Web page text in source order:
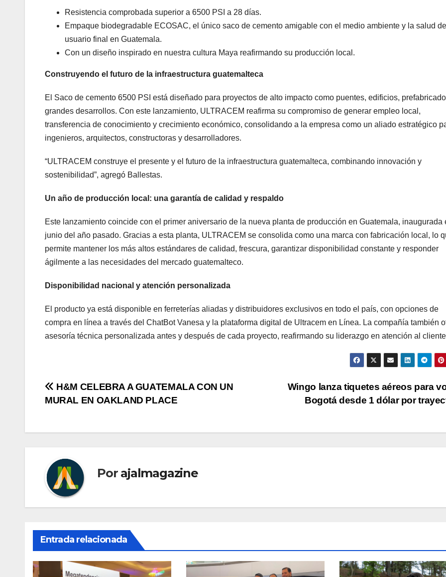
Resistencia comprobada superior a 6500 PSI a 28 días.
Empaque biodegradable ECOSAC, el único saco de cemento amigable con el medio ambiente y la salud del
usuario final en Guatemala.
Con un diseño inspirado en nuestra cultura Maya reafirmando su producción local.
Construyendo el futuro de la infraestructura guatemalteca
El Saco de cemento 6500 PSI está diseñado para proyectos de alto impacto como puentes, edificios,
grandes desarrollos. Con este lanzamiento, ULTRACEM reafirma su compromiso de generar empleo local,
transferencia de conocimiento y crecimiento económico, consolidando a la empresa como un aliado estratégico
ingenieros, arquitectos, constructoras y desarrolladores.
“ULTRACEM construye el presente y el futuro de la infraestructura guatemalteca, combinando innovación y
sostenibilidad”, agregó Ballestas.
Un año de producción local: una garantía de calidad y respaldo
Este lanzamiento coincide con el primer aniversario de la nueva planta de producción en Guatemala, inaugurada
junio del año pasado. Gracias a esta planta, ULTRACEM se consolida como una marca con fabricación local, lo
permite mantener los más altos estándares de calidad, frescura, garantizar disponibilidad constante y responder
ágilmente a las necesidades del mercado guatemalteco.
Disponibilidad nacional y atención personalizada
El producto ya está disponible en ferreterías aliadas y distribuidores exclusivos en todo el país, con opciones de
compra en línea a través del ChatBot Vanesa y la plataforma digital de Ultracem en Línea. La compañía también
asesoría técnica personalizada antes y después de cada proyecto, reafirmando su liderazgo en atención al
Navegación
entradas
Wingo lanza tiquetes aéreos para
Bogotá desde 1 dólar por
H&M CELEBRA A GUATEMALA CON UN
MURAL EN OAKLAND PLACE
Por ajalmagazine
Entrada relacionada